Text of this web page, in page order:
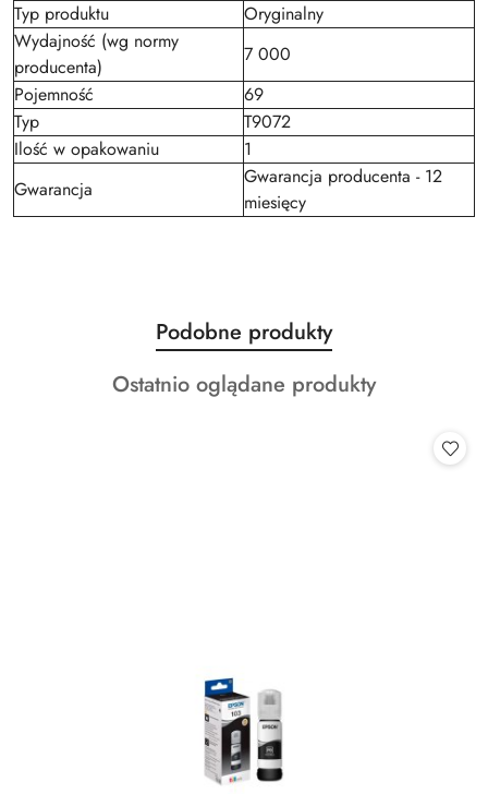
Typ produktu
Oryginalny
Wydajność (wg normy
producenta)
7 000
Pojemność
69
Typ
T9072
Ilość w opakowaniu
1
Gwarancja
Gwarancja producenta - 12
miesięcy
Pomiń karuzelę produktów
Produkty
o
statusie:
Podobne produkty
Produkty
Ostatnio oglądane produkty